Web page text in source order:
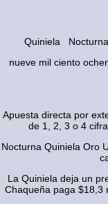
Quiniela
nueve mil ciento
Apuesta directa por
de 1, 2, 3 o 4
Nocturna Quiniela Oro
La Quiniela deja un
Chaqueña paga $18,3